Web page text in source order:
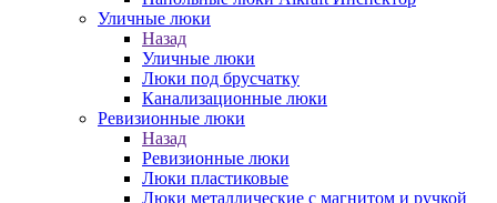
Уличные люки
Назад
Уличные люки
Люки под брусчатку
Канализационные люки
Ревизионные люки
Назад
Ревизионные люки
Люки пластиковые
Люки металлические с магнитом и ручкой